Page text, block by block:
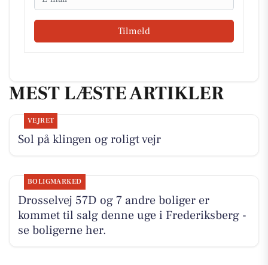
Tilmeld
MEST LÆSTE ARTIKLER
VEJRET
Sol på klingen og roligt vejr
BOLIGMARKED
Drosselvej 57D og 7 andre boliger er
kommet til salg denne uge i Frederiksberg -
se boligerne her.